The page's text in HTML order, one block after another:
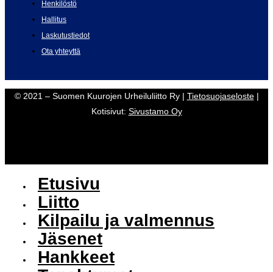
Henkilöstö
Hallitus
Laskutustiedot
Ota yhteyttä
© 2021 – Suomen Kuurojen Urheiluliitto Ry | Tietosuojaseloste|
Kotisivut: Sivustamo Oy
Etusivu
Liitto
Kilpailu ja valmennus
Jäsenet
Hankkeet